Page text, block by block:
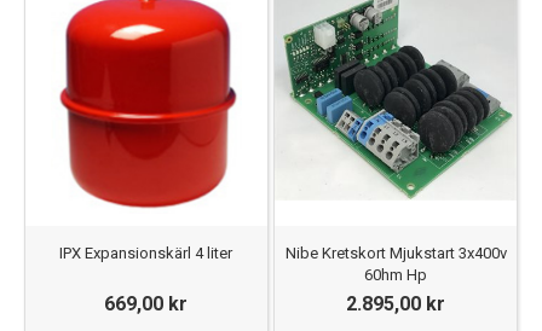
IPX Expansionskärl 4 liter
669,00 kr
Nibe Kretskort Mjukstart 3x400v
60hm Hp
2.895,00 kr